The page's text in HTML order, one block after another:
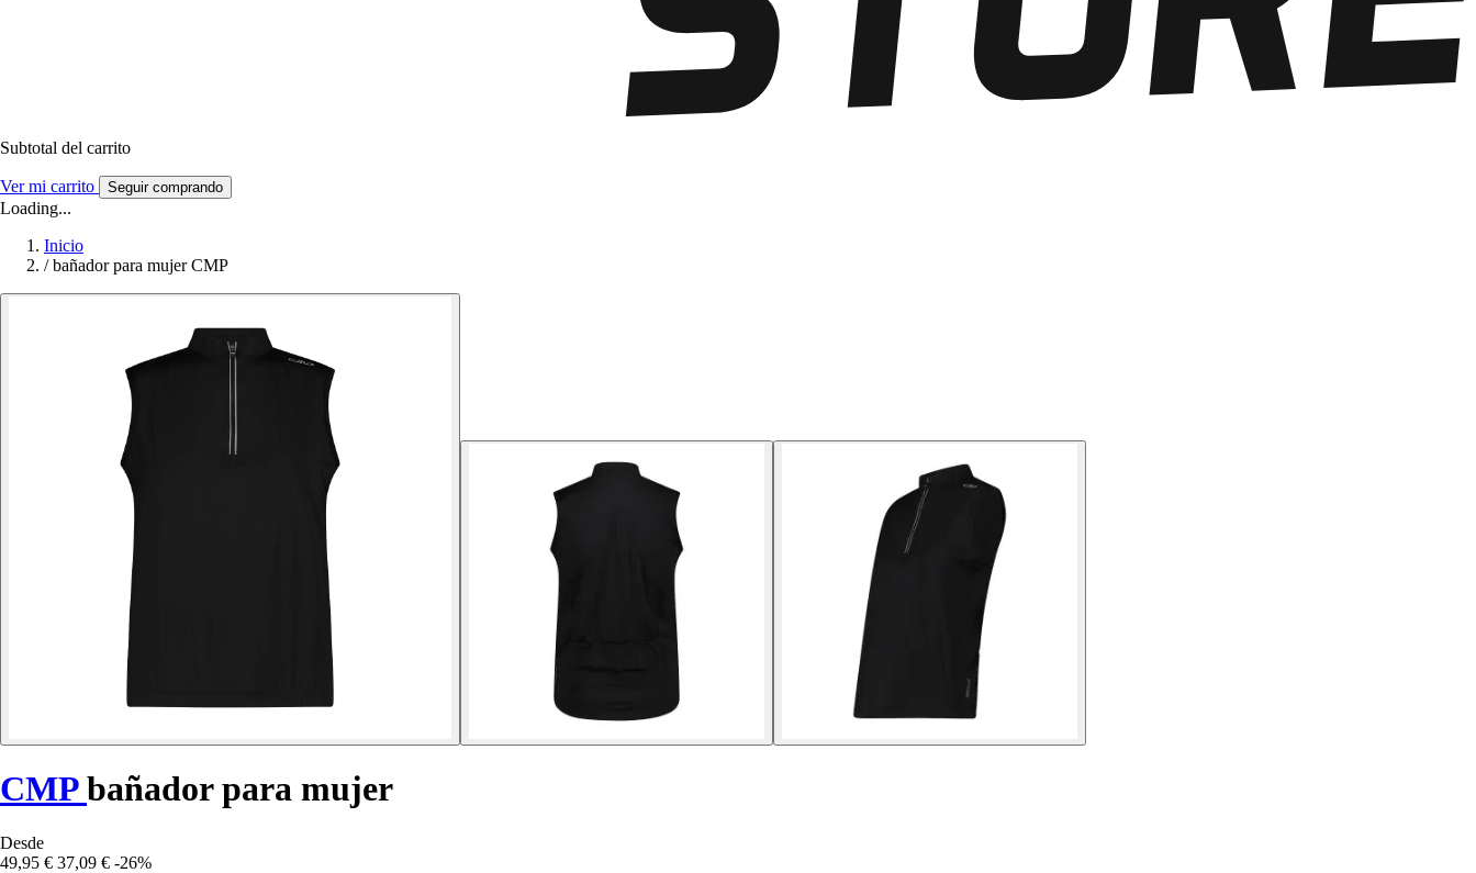
Subtotal del carrito
Ver mi carrito Seguir comprando
Loading...
Inicio
/ bañador para mujer CMP
CMPbañador para mujer
Desde
49,95 € 37,09 € -26%